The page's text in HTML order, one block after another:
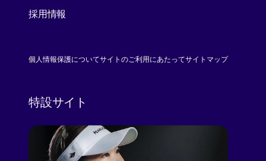
採用情報
個人情報保護についてサイトのご利用にあたってサイトマップ
特設サイト